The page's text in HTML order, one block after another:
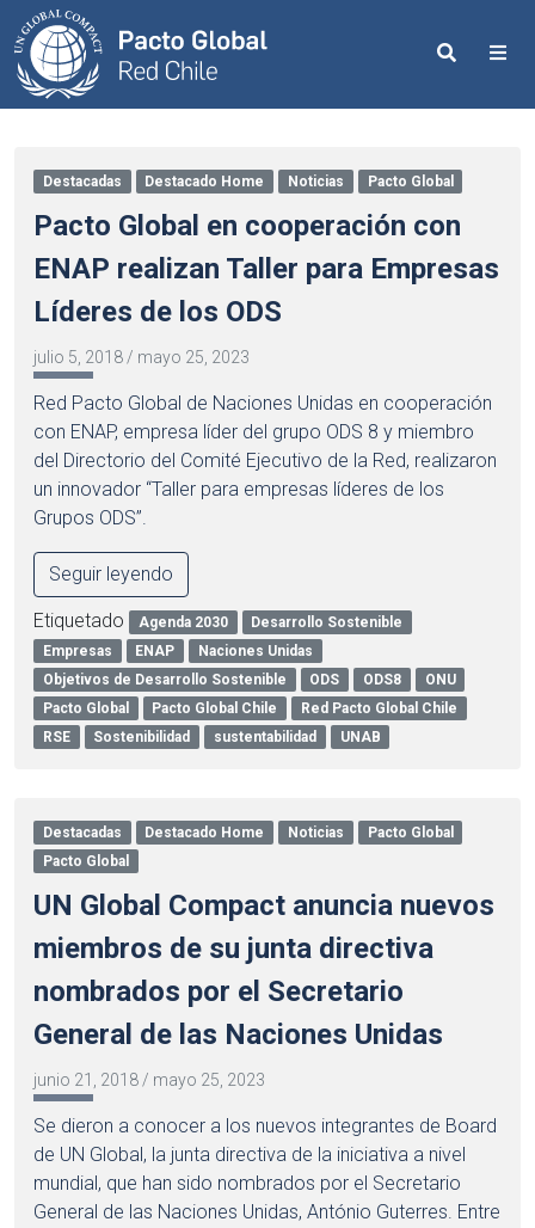
Search
Destacadas Destacado Home Noticias Pacto Global
Pacto Global en cooperación con
ENAP realizan Taller para Empresas
Líderes de los ODS
julio 5, 2018 / mayo 25, 2023
Red Pacto Global de Naciones Unidas en cooperación
con ENAP, empresa líder del grupo ODS 8 y miembro
del Directorio del Comité Ejecutivo de la Red, realizaron
un innovador “Taller para empresas líderes de los
Grupos ODS”.
Seguir leyendo
Etiquetado Agenda 2030
Desarrollo Sostenible
Empresas
ENAP
Naciones Unidas
Objetivos de Desarrollo Sostenible
ODS ODS8
ONU
Pacto Global
Pacto Global Chile
Red Pacto Global Chile
RSE
Sostenibilidad sustentabilidad UNAB
Destacadas Destacado Home Noticias
Pacto Global
Pacto Global
UN Global Compact anuncia nuevos
miembros de su junta directiva
nombrados por el Secretario
General de las Naciones Unidas
junio 21, 2018 / mayo 25, 2023
Se dieron a conocer a los nuevos integrantes de Board
de UN Global, la junta directiva de la iniciativa a nivel
mundial, que han sido nombrados por el Secretario
General de las Naciones Unidas, António Guterres. Entre